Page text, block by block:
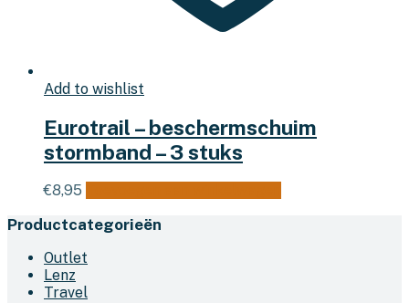
Add to wishlist
Eurotrail – beschermschuim
stormband – 3 stuks
€8,95
Productcategorieën
Outlet
Lenz
Travel